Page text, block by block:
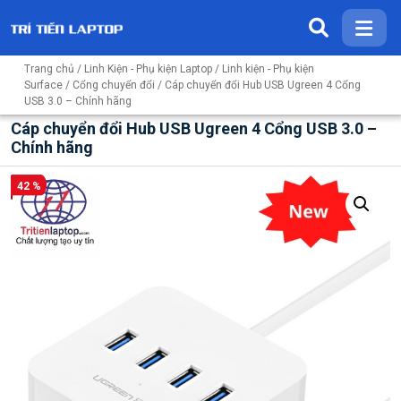
Trang chủ / Linh Kiện - Phụ kiện Laptop / Linh kiện - Phụ kiện
Surface / Cổng chuyển đổi / Cáp chuyển đổi Hub USB Ugreen 4 Cổng
USB 3.0 – Chính hãng
Cáp chuyển đổi Hub USB Ugreen 4 Cổng USB 3.0 –
Chính hãng
42 %